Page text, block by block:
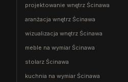
projektowanie wnętrz Ścinawa
aranżacja wnętrz Ścinawa
wizualizacja wnętrz Ścinawa
meble na wymiar Ścinawa
stolarz Ścinawa
kuchnia na wymiar Ścinawa